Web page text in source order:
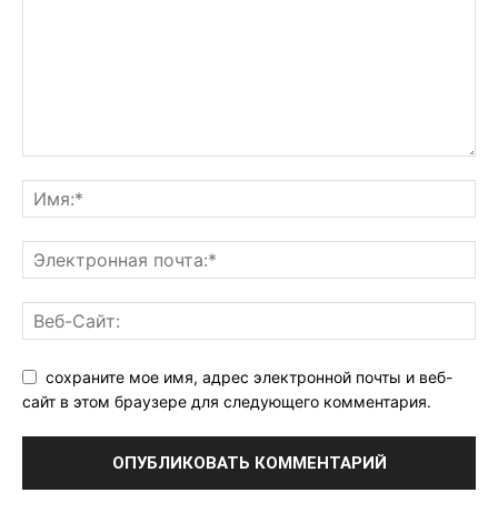
сохраните мое имя, адрес электронной почты и веб-
сайт в этом браузере для следующего комментария.